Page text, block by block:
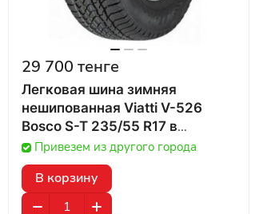
29 700 тенге
Легковая шина зимняя
нешипованная Viatti V-526
Bosco S-T 235/55 R17 в
Казахстане
Привезем из другого города
В корзину